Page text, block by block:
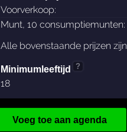
Voorverkoop:
Munt, 10 consumptiemunten:
Alle bovenstaande prijzen zijn
Minimumleeftijd ?
18
Voeg toe aan agenda